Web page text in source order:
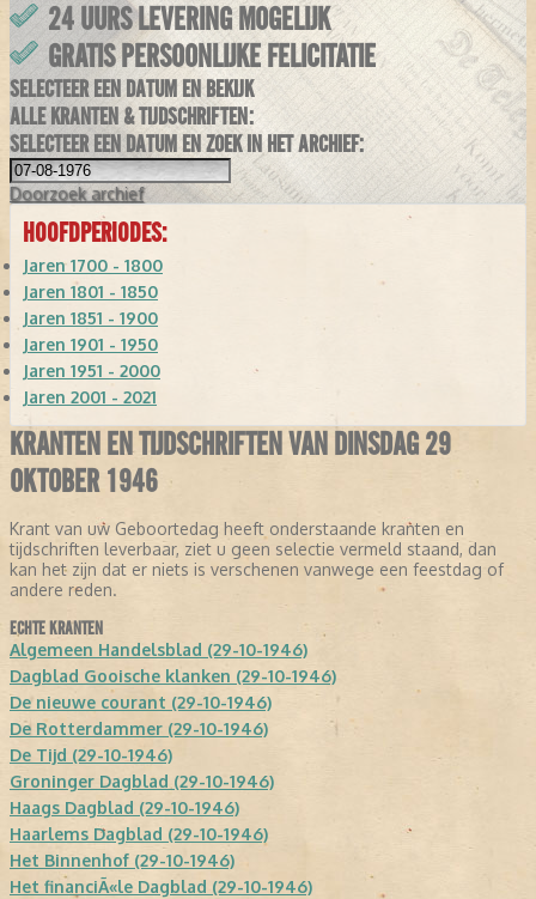
24 UURS LEVERING MOGELIJK
GRATIS PERSOONLIJKE FELICITATIE
SELECTEER EEN DATUM EN BEKIJK
ALLE KRANTEN & TIJDSCHRIFTEN:
SELECTEER EEN DATUM EN ZOEK IN HET ARCHIEF:
Doorzoek archief
HOOFDPERIODES:
Jaren 1700 - 1800
Jaren 1801 - 1850
Jaren 1851 - 1900
Jaren 1901 - 1950
Jaren 1951 - 2000
Jaren 2001 - 2021
KRANTEN EN TIJDSCHRIFTEN VAN DINSDAG 29
OKTOBER 1946
Krant van uw Geboortedag heeft onderstaande kranten en
tijdschriften leverbaar, ziet u geen selectie vermeld staand, dan
kan het zijn dat er niets is verschenen vanwege een feestdag of
andere reden.
ECHTE KRANTEN
Algemeen Handelsblad (29-10-1946)
Dagblad Gooische klanken (29-10-1946)
De nieuwe courant (29-10-1946)
De Rotterdammer (29-10-1946)
De Tijd (29-10-1946)
Groninger Dagblad (29-10-1946)
Haags Dagblad (29-10-1946)
Haarlems Dagblad (29-10-1946)
Het Binnenhof (29-10-1946)
Het financiÃ«le Dagblad (29-10-1946)